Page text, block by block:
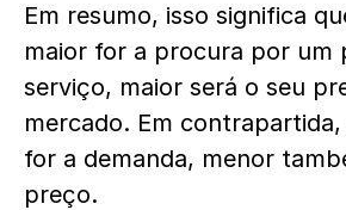
Em resumo, isso significa
maior for a procura por um
serviço, maior será o seu
mercado. Em
for a demanda, menor
preço.